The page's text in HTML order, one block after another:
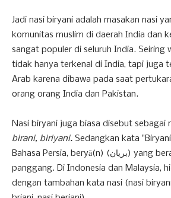
Jadi nasi biryani adalah masakan nasi
komunitas muslim di daerah India dan
sangat populer di seluruh India. Seiring
tidak hanya terkenal di India, tapi juga
Arab karena dibawa pada saat
orang orang India dan Pakistan.
Nasi biryani juga biasa disebut sebagai
birani, biriyani. Sedangkan kata
Bahasa Persia, beryā(n) (بریان) yang berarti goreng atau
panggang. Di Indonesia dan Malaysia,
dengan tambahan kata nasi (nasi